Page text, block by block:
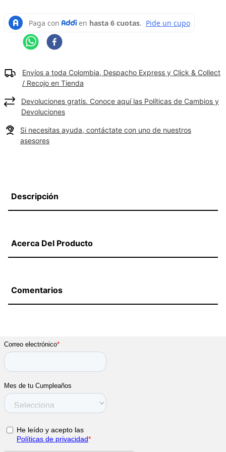
Envíos a toda Colombia, Despacho Express y Click & Collect
/ Recojo en Tienda
Devoluciones gratis. Conoce aquí las Políticas de Cambios y
Devoluciones
Si necesitas ayuda, contáctate con uno de nuestros
asesores
Descripción
Acerca Del Producto
Comentarios